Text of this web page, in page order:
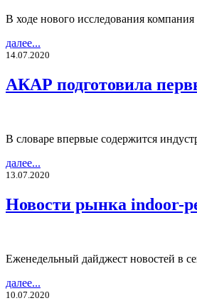
В ходе нового исследования
далее...
14.07.2020
АКАР подготовила
В словаре впервые содержится
далее...
13.07.2020
Новости рынка indoor-
Еженедельный дайджест новостей в
далее...
10.07.2020